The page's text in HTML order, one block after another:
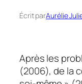
Écrit parAurélie
Après les
(2006), de la